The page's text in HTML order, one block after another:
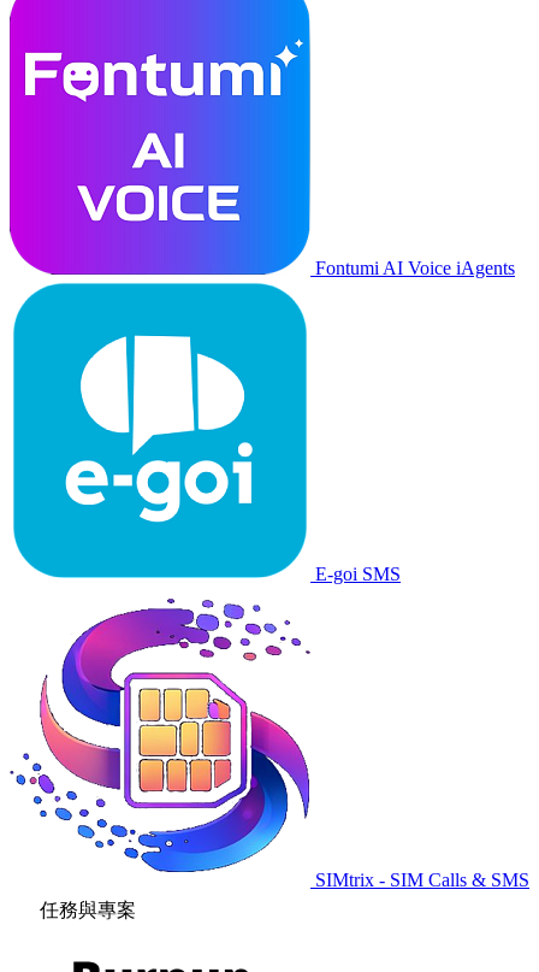
Fontumi AI Voice iAgents
E-goi SMS
SIMtrix - SIM Calls & SMS
任務與專案